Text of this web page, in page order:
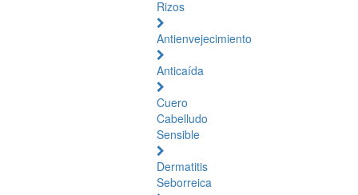
Rizos
Antienvejecimiento
Anticaída
Cuero
Cabelludo
Sensible
Dermatitis
Seborreica